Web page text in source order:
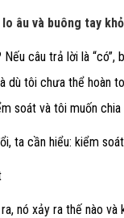
âu và buông tay
câu trả lời là
dù tôi chưa thể
soát và tôi muốn
ta cần hiểu: kiểm
nó xảy ra thế nào và